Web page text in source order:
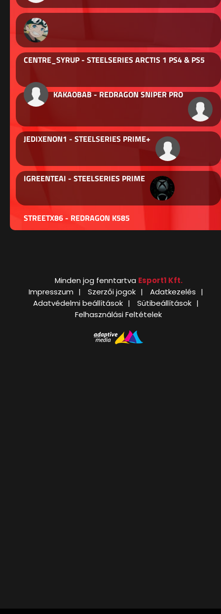
CENTRE_SYRUP - STEELSERIES ARCTIS 1 PS4 & PS5
KAKAOBAB - REDRAGON SNIPER PRO
JEDIXENON1 - STEELSERIES PRIME+
IGREENTEAI - STEELSERIES PRIME
STREETX86 - REDRAGON K585
Minden jog fenntartva Esport1 Kft.
Impresszum
Szerzői jogok
Adatkezelés
Adatvédelmi beállítások
Sütibeállítások
Felhasználási Feltételek